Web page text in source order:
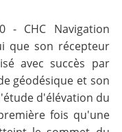
- CHC Navigation
que son récepteur
avec succès par
géodésique et son
d'élévation du
fois qu'une